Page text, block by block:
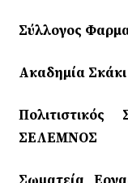
Σύλλογος
Ακαδημία Σκάκι
ΣΕΛΕΜΝΟΣ